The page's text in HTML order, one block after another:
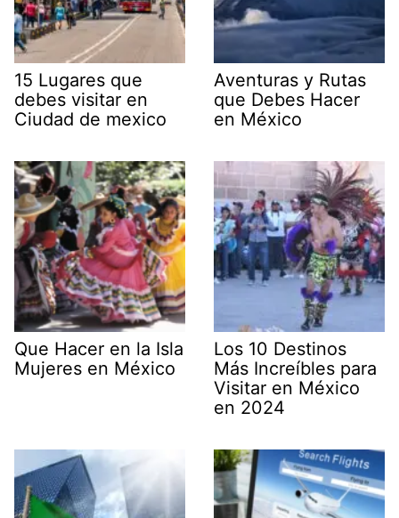
15 Lugares que
debes visitar en
Ciudad de mexico
Aventuras y Rutas
que Debes Hacer
en México
Que Hacer en la Isla
Mujeres en México
Los 10 Destinos
Más Increíbles para
Visitar en México
en 2024